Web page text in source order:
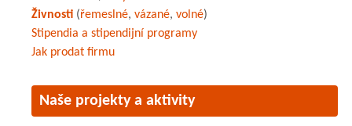
Živnosti (řemeslné, vázané, volné)
Stipendia a stipendijní programy
Jak prodat firmu
Naše projekty a aktivity